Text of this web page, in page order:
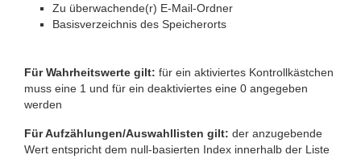
Zu überwachende(r) E-Mail-Ordner
Basisverzeichnis des Speicherorts
Für Wahrheitswerte gilt: für ein aktiviertes Kontrollkästchen
muss eine 1 und für ein deaktiviertes eine 0 angegeben
werden
Für Aufzählungen/Auswahllisten gilt: der anzugebende
Wert entspricht dem null-basierten Index innerhalb der Liste